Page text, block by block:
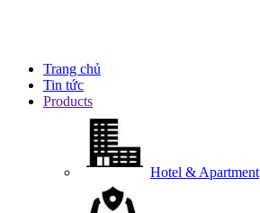
Trang chủ
Tin tức
Products
Hotel & Apartment